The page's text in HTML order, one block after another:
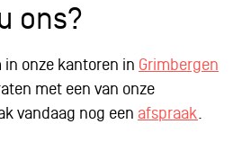
ons?
in onze kantoren in Grimbergen
met een van onze
vandaag nog een afspraak